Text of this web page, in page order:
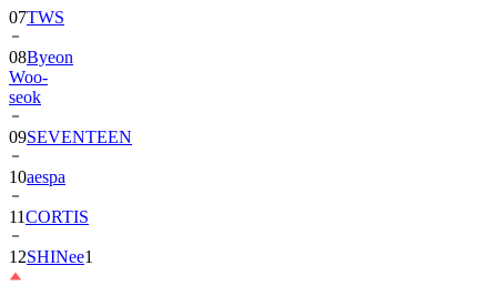
08Byeon
Woo-
seok
09SEVENTEEN
10aespa
11CORTIS
12SHINee1
13BIGBANG